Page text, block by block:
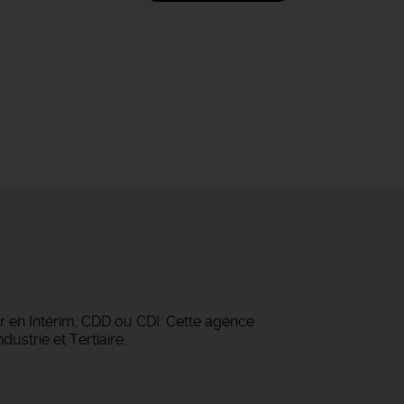
Intérim, CDD ou CDI. Cette agence
et Tertiaire.